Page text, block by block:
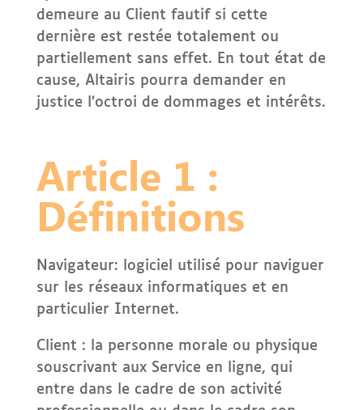
demeure au Client fautif si cette
dernière est restée totalement ou
partiellement sans effet. En tout état de
cause, Altairis pourra demander en
justice l’octroi de dommages et intérêts.
Article 1 :
Définitions
Navigateur: logiciel utilisé pour naviguer
sur les réseaux informatiques et en
particulier Internet.
Client : la personne morale ou physique
souscrivant aux Service en ligne, qui
entre dans le cadre de son activité